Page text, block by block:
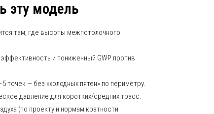
эту модель
там, где высоты межпотолочного
и пониженный GWP против
точек — без «холодных пятен» по периметру.
давление для коротких/средних трасс.
(по проекту и нормам кратности